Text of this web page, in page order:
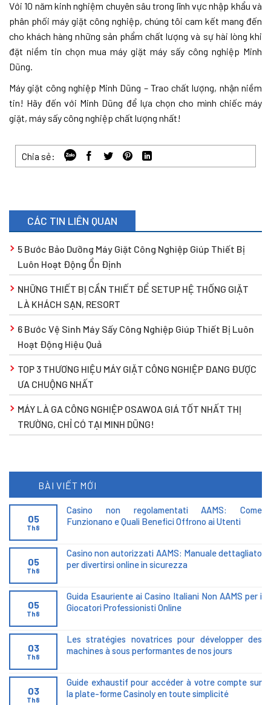
Với 10 năm kinh nghiệm chuyên sâu trong lĩnh vực nhập khẩu và
phân phối máy giặt công nghiệp, chúng tôi cam kết mang đến
cho khách hàng những sản phẩm chất lượng và sự hài lòng khi
đặt niềm tin chọn mua máy giặt máy sấy công nghiệp Minh
Dũng.
Máy giặt công nghiệp Minh Dũng – Trao chất lượng, nhận niềm
tin! Hãy đến với Minh Dũng để lựa chọn cho mình chiếc máy
giặt, máy sấy công nghiệp chất lượng nhất!
Chia sẻ:
CÁC TIN LIÊN QUAN
5 Bước Bảo Dưỡng Máy Giặt Công Nghiệp Giúp Thiết Bị
Luôn Hoạt Động Ổn Định
NHỮNG THIẾT BỊ CẦN THIẾT ĐỂ SETUP HỆ THỐNG GIẶT
LÀ KHÁCH SẠN, RESORT
6 Bước Vệ Sinh Máy Sấy Công Nghiệp Giúp Thiết Bị Luôn
Hoạt Động Hiệu Quả
TOP 3 THƯƠNG HIỆU MÁY GIẶT CÔNG NGHIỆP ĐANG ĐƯỢC
ƯA CHUỘNG NHẤT
MÁY LÀ GA CÔNG NGHIỆP OSAWOA GIÁ TỐT NHẤT THỊ
TRƯỜNG, CHỈ CÓ TẠI MINH DŨNG!
BÀI VIẾT MỚI
05
Th8
Casino non regolamentati AAMS: Come
Funzionano e Quali Benefici Offrono ai Utenti
05
Th8
Casino non autorizzati AAMS: Manuale dettagliato
per divertirsi online in sicurezza
05
Th8
Guida Esauriente ai Casino Italiani Non AAMS per i
Giocatori Professionisti Online
03
Th8
Les stratégies novatrices pour développer des
machines à sous performantes de nos jours
03
Th8
Guide exhaustif pour accéder à votre compte sur
la plate-forme Casinoly en toute simplicité